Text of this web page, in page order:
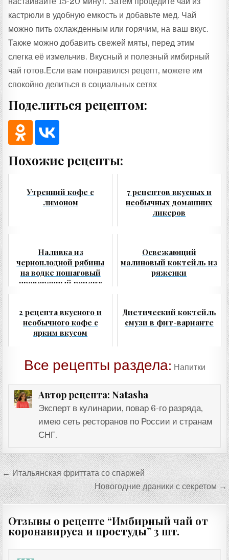
кастрюли в удобную емкость и добавьте мед. Чай
можно пить охлажденным или горячим, на ваш вкус.
Также можно добавить свежей мяты, перед этим
слегка её измельчив. Вкусный и полезный имбирный
чай готов.Если вам понравился рецепт, можете им
спокойно делиться в социальных сетях
Поделиться рецептом:
Похожие рецепты:
Утренний кофе с
лимоном
7 рецептов вкусных и
необычных домашних
ликеров
Наливка из
черноплодной рябины
на водке пошаговый
проверенный рецепт
Освежающий
малиновый коктейль из
ряженки
2 рецепта вкусного и
необычного кофе с
ярким вкусом
Диетический коктейль
смузи в фит-варианте
Все рецепты раздела: Напитки
Автор рецепта: Natasha
Эксперт в кулинарии, повар 6-го разряда,
имею сеть ресторанов по России и странам
СНГ.
Навигация
по
записям
← Итальянская фриттата со спаржей
Новогодние драники с секретом →
Отзывы о рецепте “Имбирный чай от
коронавируса и простуды” 3 шт.